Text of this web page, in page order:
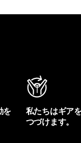
を
私たちはギア
つづけます。